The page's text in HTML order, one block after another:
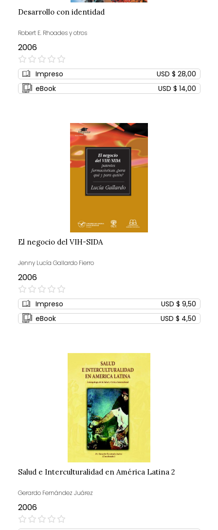
Desarrollo con identidad
Robert E. Rhoades y otros
2006
0%
Impreso
USD $ 28,00
eBook
USD $ 14,00
El negocio del VIH-SIDA
Jenny Lucía Gallardo Fierro
2006
0%
Impreso
USD $ 9,50
eBook
USD $ 4,50
Salud e Interculturalidad en América Latina 2
Gerardo Fernández Juárez
2006
0%